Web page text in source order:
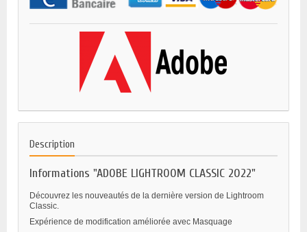
Description
Informations "ADOBE LIGHTROOM CLASSIC 2022"
Découvrez les nouveautés de la dernière version de Lightroom
Classic.
Expérience de modification améliorée avec Masquage